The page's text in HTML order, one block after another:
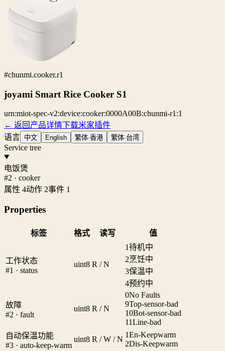
#chunmi.cooker.r1
joyami Smart Rice Cooker S1
urn:miot-spec-v2:device:cooker:0000A00B:chunmi-r1:1
← 返回产品详情下载米家插件
语言 中文 English 繁体·香港 繁体·台湾
Service tree
电饭煲
#2 · cooker
属性 4动作 2事件 1
Properties
标签 格式 读写 值
工作状态
#1 · status
uint8 R / N
1待机中
2烹饪中
3保温中
4预约中
故障
#2 · fault
uint8 R / N
0No Faults
9Top-sensor-bad
10Bot-sensor-bad
11Line-bad
自动保温功能
#3 · auto-keep-warm
uint8 R / W / N
1En-Keepwarm
2Dis-Keepwarm